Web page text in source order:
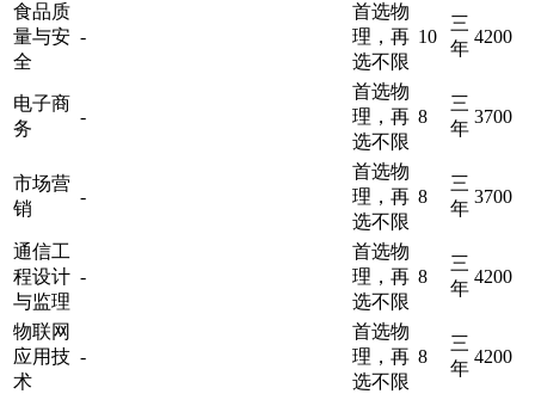
食品质
量与安
全
-
首选物
理，再
选不限
10
三
年
4200
电子商
务
-
首选物
理，再
选不限
8
三
年
3700
市场营
销
-
首选物
理，再
选不限
8
三
年
3700
通信工
程设计
与监理
-
首选物
理，再
选不限
8
三
年
4200
物联网
应用技
术
-
首选物
理，再
选不限
8
三
年
4200